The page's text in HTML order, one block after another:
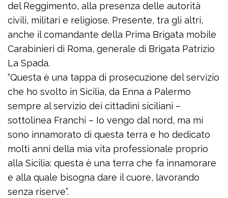
del Reggimento, alla presenza delle autorità
civili, militari e religiose. Presente, tra gli altri,
anche il comandante della Prima Brigata mobile
Carabinieri di Roma, generale di Brigata Patrizio
La Spada.
“Questa è una tappa di prosecuzione del servizio
che ho svolto in Sicilia, da Enna a Palermo
sempre al servizio dei cittadini siciliani –
sottolinea Franchi – Io vengo dal nord, ma mi
sono innamorato di questa terra e ho dedicato
molti anni della mia vita professionale proprio
alla Sicilia: questa è una terra che fa innamorare
e alla quale bisogna dare il cuore, lavorando
senza riserve”.